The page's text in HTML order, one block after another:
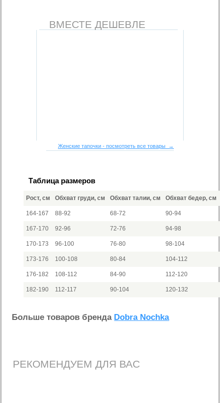
ВМЕСТЕ ДЕШЕВЛЕ
Женские тапочки - посмотреть все товары →
Таблица размеров
Рост, см Обхват груди, см Обхват талии, см Обхват бедер, см
164-167 88-92 68-72 90-94
167-170 92-96 72-76 94-98
170-173 96-100 76-80 98-104
173-176 100-108 80-84 104-112
176-182 108-112 84-90 112-120
182-190 112-117 90-104 120-132
Больше товаров бренда Dobra Nochka
РЕКОМЕНДУЕМ ДЛЯ ВАС